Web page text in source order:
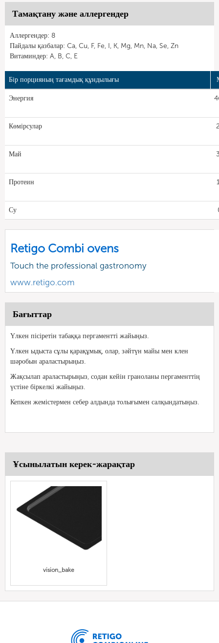
Тамақтану және аллергендер
Аллергендер: 8
Пайдалы қазбалар: Ca, Cu, F, Fe, I, K, Mg, Mn, Na, Se, Zn
Витаминдер: A, B, C, E
Бір порцияның тағамдық құндылығы
Энергия
Көмірсулар
Май
Протеин
Су
Retigo Combi ovens
Touch the professional gastronomy
www.retigo.com
Бағыттар
Үлкен пісіретін табаққа пергаментті жайыңыз.
Үлкен ыдыста сұлы қарақұмық, олар, зәйтүн майы мен клен
шәробын араластырыңыз.
Жақсылап араластырыңыз, содан кейін граноланы пергаменттің
үстіне біркелкі жайыңыз.
Кепкен жемістермен себер алдында толығымен салқындатыңыз.
Ұсынылатын керек-жарақтар
vision_bake